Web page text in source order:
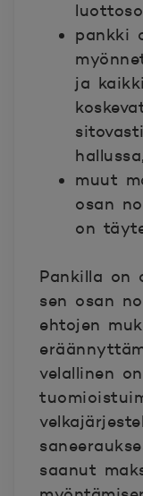
pankki
ja
muut
osan
on
Pankilla on
sen osan
ehtojen
velallinen
saanut